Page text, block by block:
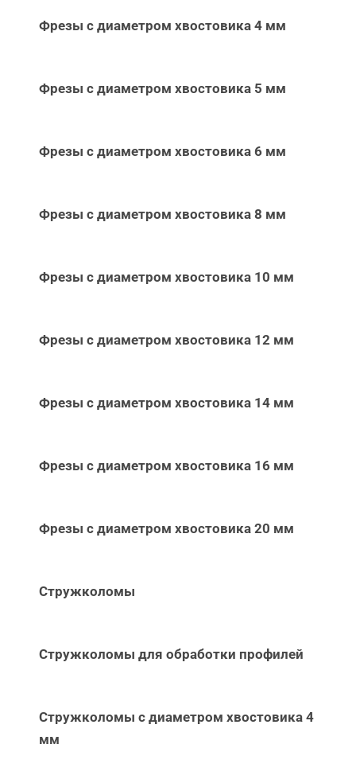
Фрезы с диаметром хвостовика 4 мм
Фрезы с диаметром хвостовика 5 мм
Фрезы с диаметром хвостовика 6 мм
Фрезы с диаметром хвостовика 8 мм
Фрезы с диаметром хвостовика 10 мм
Фрезы с диаметром хвостовика 12 мм
Фрезы с диаметром хвостовика 14 мм
Фрезы с диаметром хвостовика 16 мм
Фрезы с диаметром хвостовика 20 мм
Стружколомы
Стружколомы для обработки профилей
Стружколомы с диаметром хвостовика 4
мм